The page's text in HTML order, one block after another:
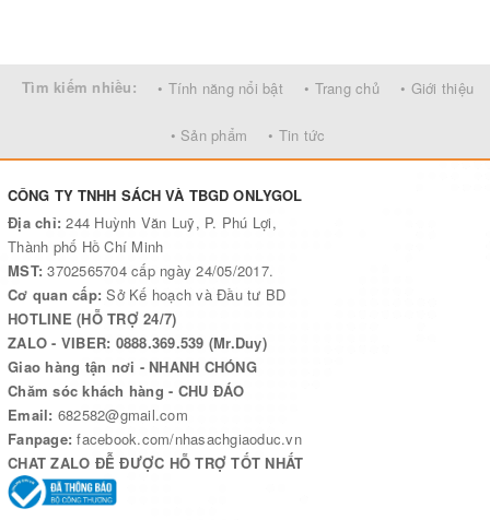
Tìm kiếm nhiều: • Tính năng nổi bật • Trang chủ • Giới thiệu
• Sản phẩm • Tin tức
CÔNG TY TNHH SÁCH VÀ TBGD ONLYGOL
Địa chỉ:244 Huỳnh Văn Luỹ, P. Phú Lợi,
Thành phố Hồ Chí Minh
MST:3702565704 cấp ngày 24/05/2017.
Cơ quan cấp:Sở Kế hoạch và Đầu tư BD
HOTLINE (HỖ TRỢ 24/7)
ZALO - VIBER: 0888.369.539 (Mr.Duy)
Giao hàng tận nơi - NHANH CHÓNG
Chăm sóc khách hàng - CHU ĐÁO
Email: 682582@gmail.com
Fanpage:facebook.com/nhasachgiaoduc.vn
CHAT ZALO ĐỄ ĐƯỢC HỖ TRỢ TỐT NHẤT